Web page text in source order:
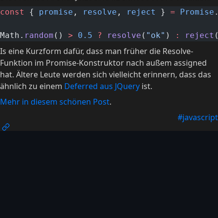
const { promise , resolve , reject } = Promise
Math. random () > 0.5 ? resolve ( "ok" ) : reject
Is eine Kurzform dafür, dass man früher die Resolve-
Funktion im Promise-Konstruktor nach außem assigned
hat. Ältere Leute werden sich vielleicht erinnern, dass das
ähnlich zu einem Deferred aus JQuery ist.
Mehr in diesem schönen Post.
#javascript